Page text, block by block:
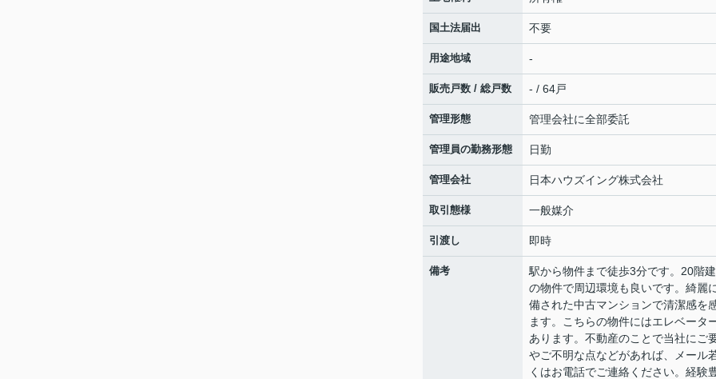
国土法届出 不要
用途地域 -
販売戸数 / 総戸数 - / 64戸
管理形態 管理会社に全部委託
管理員の勤務形態 日勤
管理会社 日本ハウズイング株式会社
取引態様 一般媒介
引渡し 即時
備考
駅から物件まで徒歩3分です。20階
の物件で周辺環境も良いです。綺麗
備された中古マンションで清潔感を
ます。こちらの物件にはエレベータ
あります。不動産のことで当社にご
やご不明な点などがあれば、メール
くはお電話でご連絡ください。経験